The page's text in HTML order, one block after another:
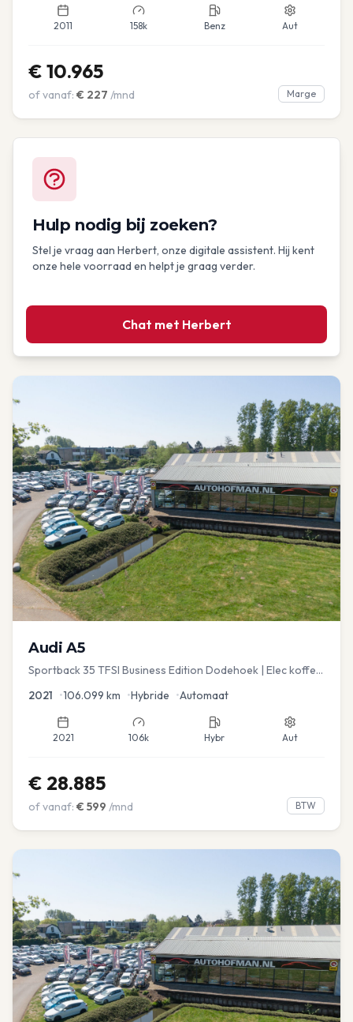
2011 158k Benz Aut
€ 10.965
of vanaf: € 227 /mnd Marge
Hulp nodig bij zoeken?
Stel je vraag aan Herbert, onze digitale assistent. Hij kent
onze hele voorraad en helpt je graag verder.
Chat met Herbert
Audi A5
Sportback 35 TFSI Business Edition Dodehoek | Elec koffer
2021 •106.099 km •Hybride •Automaat
2021 106k Hybr Aut
€ 28.885
of vanaf: € 599 /mnd BTW